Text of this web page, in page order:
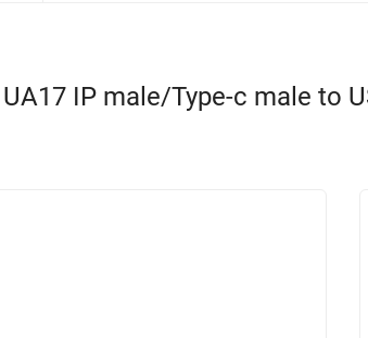
IP male/Type-c male to